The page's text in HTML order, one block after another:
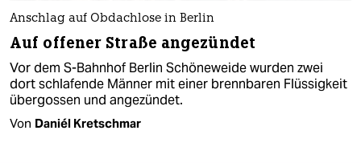
Anschlag auf Obdachlose in Berlin
Auf offener Straße angezündet
Vor dem S-Bahnhof Berlin Schöneweide wurden zwei
dort schlafende Männer mit einer brennbaren Flüssigkeit
übergossen und angezündet.
Von Daniél Kretschmar